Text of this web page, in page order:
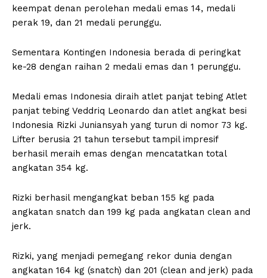
keempat denan perolehan medali emas 14, medali
perak 19, dan 21 medali perunggu.
Sementara Kontingen Indonesia berada di peringkat
ke-28 dengan raihan 2 medali emas dan 1 perunggu.
Medali emas Indonesia diraih atlet panjat tebing Atlet
panjat tebing Veddriq Leonardo dan atlet angkat besi
Indonesia Rizki Juniansyah yang turun di nomor 73 kg.
Lifter berusia 21 tahun tersebut tampil impresif
berhasil meraih emas dengan mencatatkan total
angkatan 354 kg.
Rizki berhasil mengangkat beban 155 kg pada
angkatan snatch dan 199 kg pada angkatan clean and
jerk.
Rizki, yang menjadi pemegang rekor dunia dengan
angkatan 164 kg (snatch) dan 201 (clean and jerk) pada